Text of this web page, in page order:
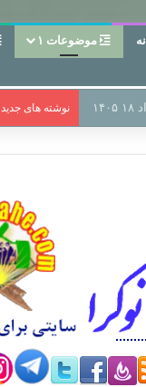
موضوعات ۱
نوشته های جدید